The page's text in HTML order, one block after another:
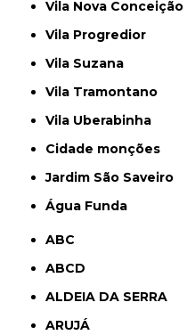
Vila Nova Conceição
Vila Progredior
Vila Suzana
Vila Tramontano
Vila Uberabinha
cidade monções
jardim São Saveiro
Água Funda
ABC
ABCD
ALDEIA DA SERRA
ARUJÁ